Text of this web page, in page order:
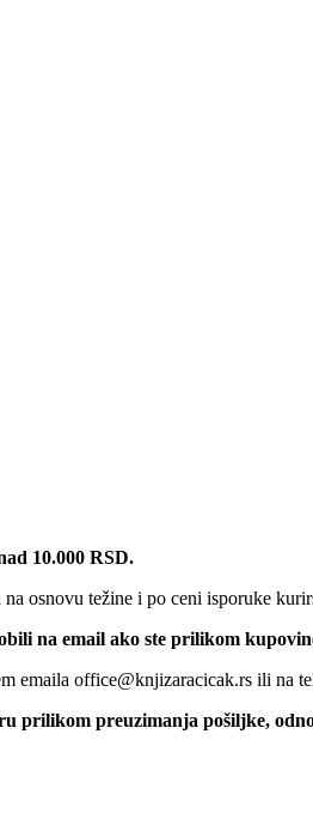
10.000 RSD.
osnovu težine i po ceni isporuke
na email ako ste prilikom
emaila office@knjizaracicak.rs ili na
preuzimanja pošiljke,